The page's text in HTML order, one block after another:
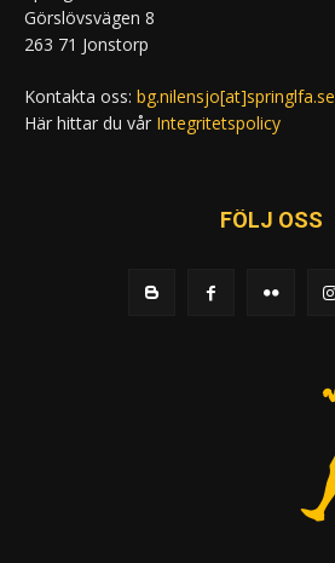
Görslövsvägen 8
263 71 Jonstorp
Kontakta oss: bg.nilensjo[at]springlfa.se
Här hittar du vår Integritetspolicy
FÖLJ OSS